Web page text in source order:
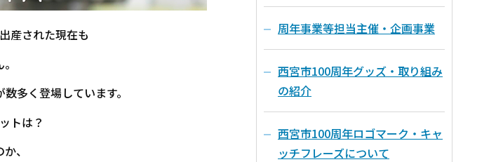
産された現在も
多く登場しています。
トは？
、
周年事業等担当主催・企画事業
西宮市100周年グッズ・取り組み
の紹介
西宮市100周年ロゴマーク・キャ
ッチフレーズについて